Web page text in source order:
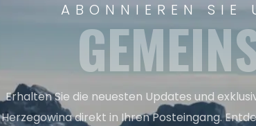
ABONNIEREN SIE
Erhalten Sie die neuesten Updates und
Herzegowina direkt in Ihren Posteingang.